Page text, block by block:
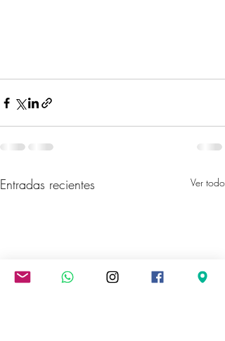
Entradas recientes Ver todo